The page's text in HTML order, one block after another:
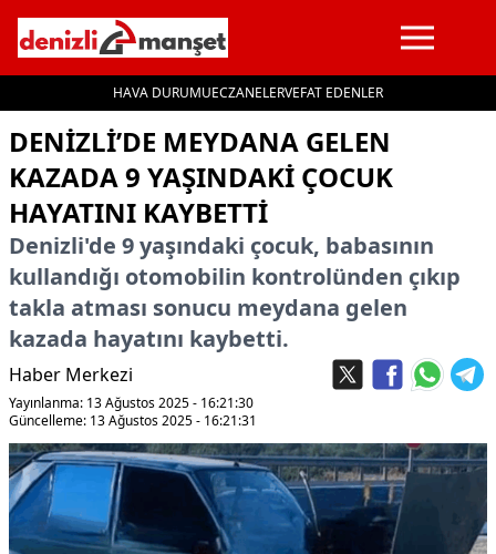
HAVA DURUMUECZANELERVEFAT EDENLER
İçeriğe geç
DENIZLI’DE MEYDANA GELEN
KAZADA 9 YAŞINDAKI ÇOCUK
HAYATINI KAYBETTI
Denizli'de 9 yaşındaki çocuk, babasının
kullandığı otomobilin kontrolünden çıkıp
takla atması sonucu meydana gelen
kazada hayatını kaybetti.
Haber Merkezi
Yayınlanma: 13 Ağustos 2025 - 16:21:30
Güncelleme: 13 Ağustos 2025 - 16:21:31